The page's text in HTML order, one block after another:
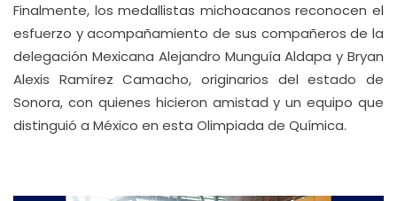
Finalmente, los medallistas michoacanos reconocen el
esfuerzo y acompañamiento de sus compañeros de la
delegación Mexicana Alejandro Munguía Aldapa y Bryan
Alexis Ramírez Camacho, originarios del estado de
Sonora, con quienes hicieron amistad y un equipo que
distinguió a México en esta Olimpiada de Química.